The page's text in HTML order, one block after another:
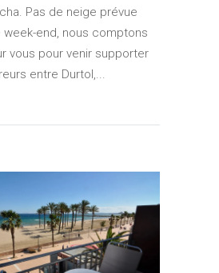
Pas de neige prévue
week-end, nous comptons
vous pour venir supporter
entre Durtol,...